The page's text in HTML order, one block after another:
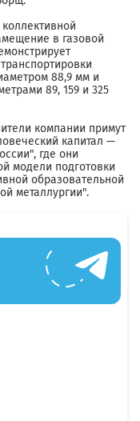
в газовой
88,9 мм и
89, 159 и 325
компании примут
капитал —
где они
модели подготовки
образовательной
металлургии".